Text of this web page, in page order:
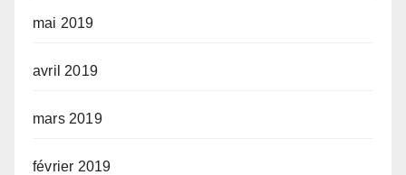
mai 2019
avril 2019
mars 2019
février 2019